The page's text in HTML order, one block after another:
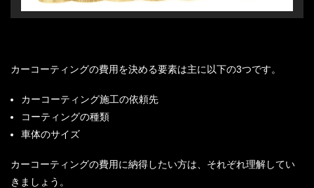
カーコーティングの費用を決める要素は主に以下の3つです。
カーコーティング施工の依頼先
コーティングの種類
車体のサイズ
カーコーティングの費用に納得したい方は、それぞれ理解してい
きましょう。